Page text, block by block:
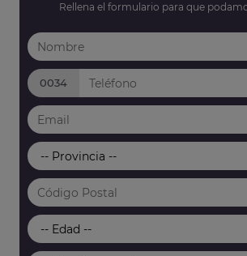
Rellena el formulario para que
0034